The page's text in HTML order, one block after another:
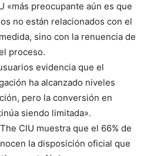
«más preocupante aún es que
no están relacionados con el
sino con la renuencia de
proceso.
evidencia que el
ha alcanzado niveles
pero la conversión en
siendo limitada».
CIU muestra que el 66% de
la disposición oficial que